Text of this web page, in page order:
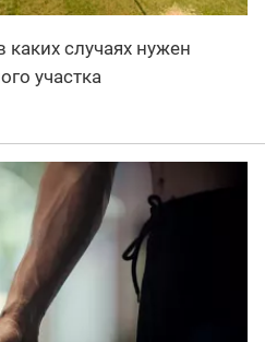
каких случаях нужен
участка